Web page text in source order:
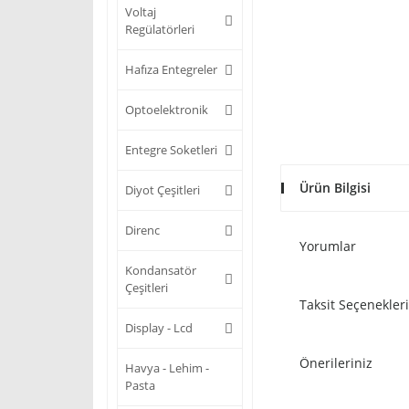
Voltaj
Regülatörleri
Hafıza Entegreler
Optoelektronik
Entegre Soketleri
Diyot Çeşitleri
Direnc
Kondansatör
Çeşitleri
Display - Lcd
Havya - Lehim -
Pasta
Ürün Bilgisi
Yorumlar
Taksit Seçenekleri
Önerileriniz